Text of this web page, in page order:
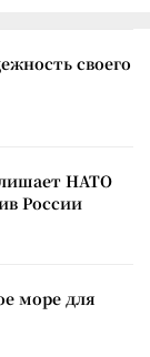
своего
НАТО
России
море для